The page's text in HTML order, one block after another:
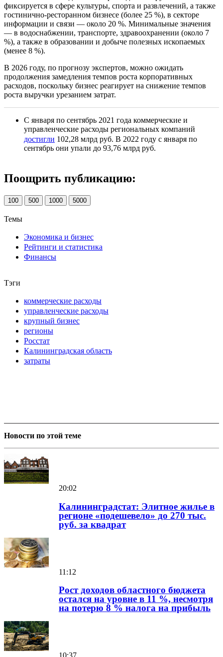
фиксируется в сфере культуры, спорта и развлечений, а также
гостинично-ресторанном бизнесе (более 25 %), в секторе
информации и связи — около 20 %. Минимальные значения
— в водоснабжении, транспорте, здравоохранении (около 7
%), а также в образовании и добыче полезных ископаемых
(менее 8 %).
В 2026 году, по прогнозу экспертов, можно ожидать
продолжения замедления темпов роста корпоративных
расходов, поскольку бизнес реагирует на снижение темпов
роста выручки урезанием затрат.
С января по сентябрь 2021 года коммерческие и
управленческие расходы региональных компаний
достигли 102,28 млрд руб. В 2022 году с января по
сентябрь они упали до 93,76 млрд руб.
Поощрить публикацию:
100 500 1000 5000
Темы
Экономика и бизнес
Рейтинги и статистика
Финансы
Тэги
коммерческие расходы
управленческие расходы
крупный бизнес
регионы
Росстат
Калининградская область
затраты
Новости по этой теме
20:02
Калининградстат: Элитное жилье в
регионе «подешевело» до 270 тыс.
руб. за квадрат
11:12
Рост доходов областного бюджета
остался на уровне в 11 %, несмотря
на потерю 8 % налога на прибыль
10:37